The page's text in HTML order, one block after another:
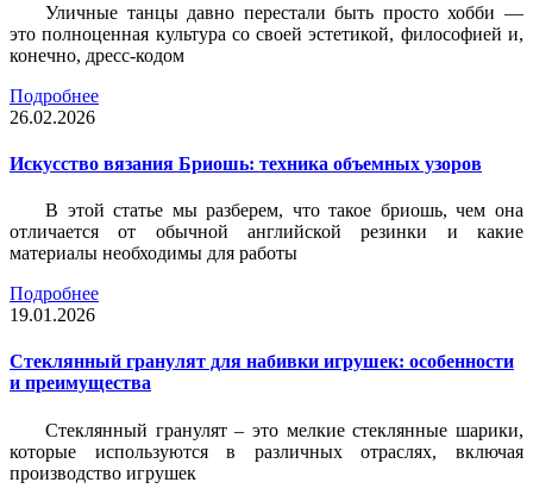
Уличные танцы давно перестали быть просто хобби —
это полноценная культура со своей эстетикой, философией и,
конечно, дресс-кодом
Подробнее
26.02.2026
Искусство вязания Бриошь: техника объемных узоров
В этой статье мы разберем, что такое бриошь, чем она
отличается от обычной английской резинки и какие
материалы необходимы для работы
Подробнее
19.01.2026
Стеклянный гранулят для набивки игрушек: особенности
и преимущества
Стеклянный гранулят – это мелкие стеклянные шарики,
которые используются в различных отраслях, включая
производство игрушек